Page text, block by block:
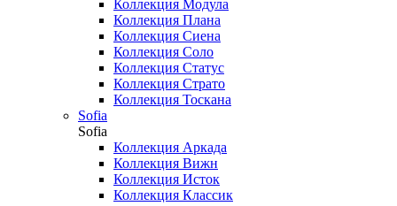
Коллекция Модула
Коллекция Плана
Коллекция Сиена
Коллекция Соло
Коллекция Статус
Коллекция Страто
Коллекция Тоскана
Sofia
Sofia
Коллекция Аркада
Коллекция Вижн
Коллекция Исток
Коллекция Классик